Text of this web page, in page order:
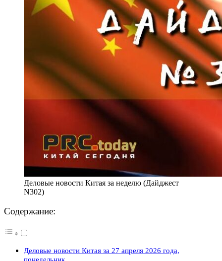
Деловые новости Китая за неделю (Дайджест
N302)
Содержание:
Деловые новости Китая за 27 апреля 2026 года,
понедельник